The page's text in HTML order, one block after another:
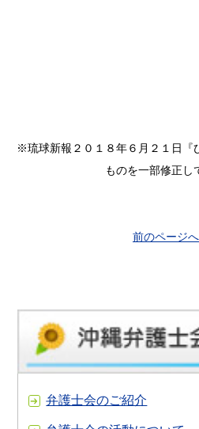
※琉球新報２０１８年６月２１日『
ものを一部修正し
前のページ
弁護士会のご紹介